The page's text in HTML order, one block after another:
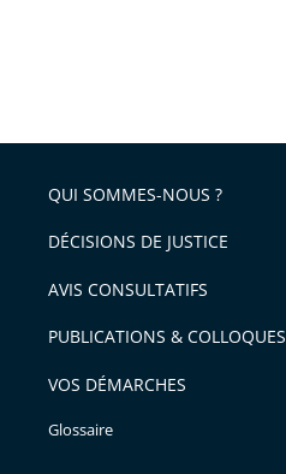
QUI SOMMES-NOUS ?
DÉCISIONS DE JUSTICE
AVIS CONSULTATIFS
PUBLICATIONS & COLLOQUES
VOS DÉMARCHES
Glossaire